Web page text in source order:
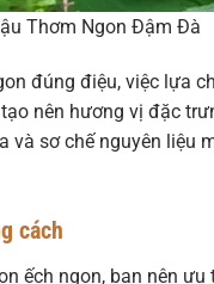
Thơm Ngon Đậm Đà
đúng điệu, việc lựa
nên hương vị đặc
sơ chế nguyên liệu
cách
ếch ngon, bạn nên